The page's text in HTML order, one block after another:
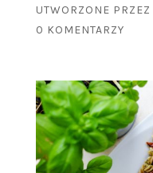
UTWORZONE PRZEZ
0 KOMENTARZY